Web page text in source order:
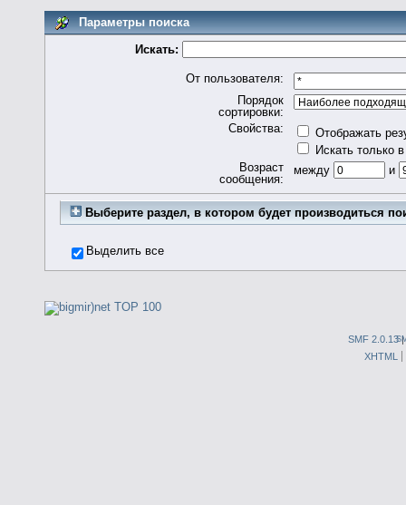
Параметры поиска
Искать:
От пользователя:
Порядок
сортировки:
Свойства:
Отображать
Искать только
Возраст
сообщения:
между и
Выберите раздел, в котором будет производиться
Выделить все
SMF 2.0.13|
XHTML